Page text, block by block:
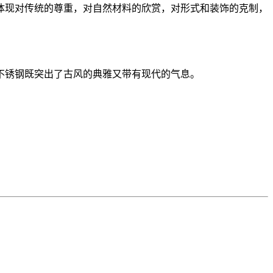
对传统的尊重，对自然材料的欣赏，对形式和装饰的克制，
钢既突出了古风的典雅又带有现代的气息。